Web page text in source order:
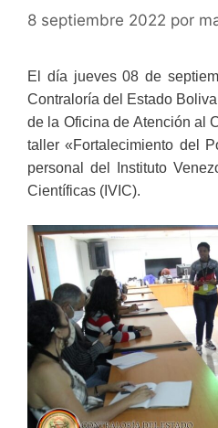
8 septiembre 2022 por
El día jueves 08 de
Contraloría del Estado
de la Oficina de Atención al
taller «Fortalecimiento del
personal del Instituto
Científicas (IVIC).